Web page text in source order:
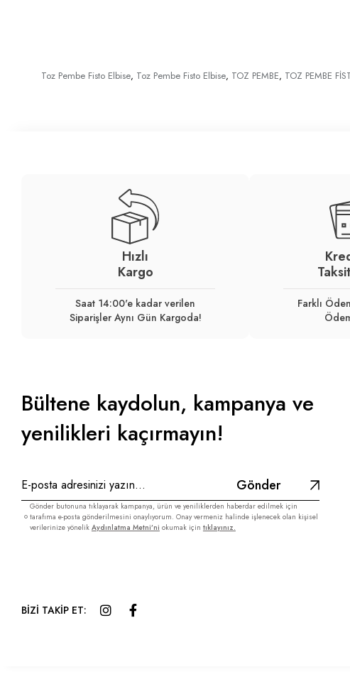
Toz Pembe Fisto Elbise, Toz Pembe Fisto Elbise, TOZ PEMBE, TOZ PEMBE
Hızlı
Kargo
Saat 14:00'e kadar verilen
Siparişler Aynı Gün Kargoda!
Farklı
Bültene kaydolun, kampanya ve
yenilikleri kaçırmayın!
Gönder
Gönder butonuna tıklayarak kampanya, ürün ve yeniliklerden haberdar edilmek için
tarafıma e-posta gönderilmesini onaylıyorum. Onay vermeniz halinde işlenecek olan kişisel
verilerinize yönelik Aydınlatma Metni’ni okumak için tıklayınız.
BİZİ TAKİP ET: